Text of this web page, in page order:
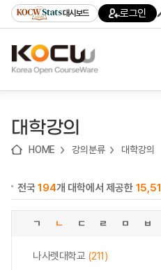
기
기
기
content)
가
대시보드 로그인
대학강의
HOME 강의분류 대학강의
전국194개 대학에서 제공한
ㄱ ㄴ ㄷ ㄹ ㅁ ㅂ
나사렛대학교 (211)